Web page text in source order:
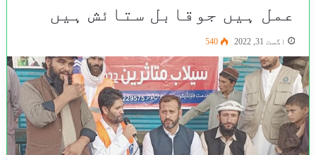
عمل ہیں جوقابل ستائش ہیں
اگست 31, 2022 540